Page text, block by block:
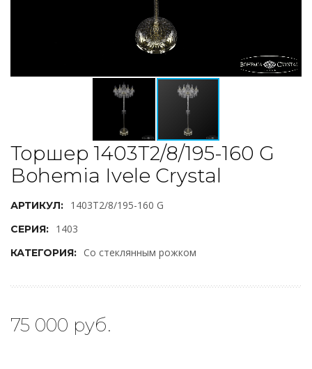
Торшер 1403T2/8/195-160 G
Bohemia Ivele Crystal
АРТИКУЛ: 1403T2/8/195-160 G
СЕРИЯ: 1403
КАТЕГОРИЯ: Со стеклянным рожком
75 000 руб.